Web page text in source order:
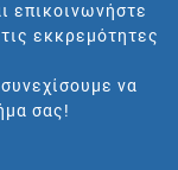
επικοινωνήστε
εκκρεμότητες
να
σας!